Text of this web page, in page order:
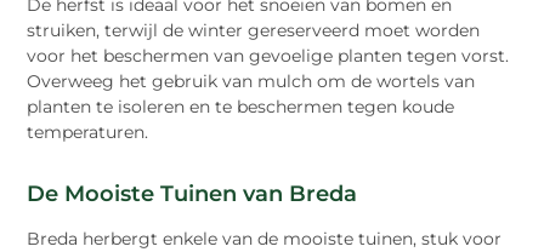
De herfst is ideaal voor het snoeien van bomen en
struiken, terwijl de winter gereserveerd moet worden
voor het beschermen van gevoelige planten tegen vorst.
Overweeg het gebruik van mulch om de wortels van
planten te isoleren en te beschermen tegen koude
temperaturen.
De Mooiste Tuinen van Breda
Breda herbergt enkele van de mooiste tuinen, stuk voor